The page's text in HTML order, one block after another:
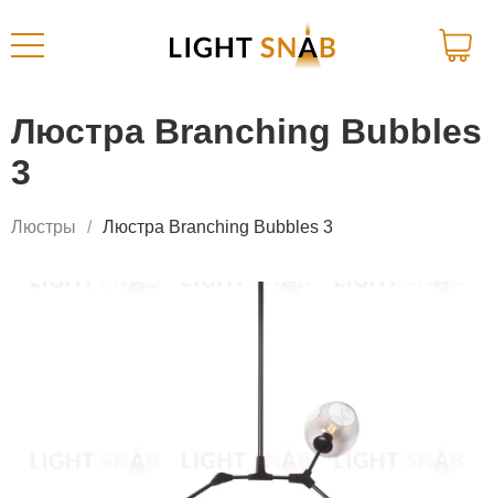
Люстра Branching Bubbles
3
Люстры Люстра Branching Bubbles 3